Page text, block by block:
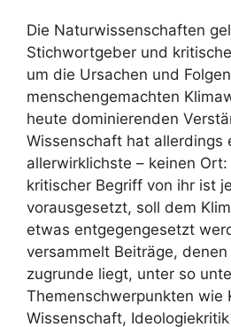
Die Naturwissenschaften
Stichwortgeber und
um die Ursachen und
menschengemachten
heute dominierenden
Wissenschaft hat allerdings
allerwirklichste – keinen
kritischer Begriff von ihr ist
vorausgesetzt, soll dem
etwas entgegengesetzt
versammelt Beiträge,
zugrunde liegt, unter so
Themenschwerpunkten wie
Wissenschaft,